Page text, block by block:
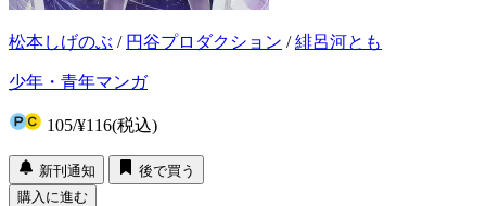
松本しげのぶ / 円谷プロダクション /緋呂河とも
少年・青年マンガ
105/¥116(税込)
新刊通知
後で買う
購入に進む